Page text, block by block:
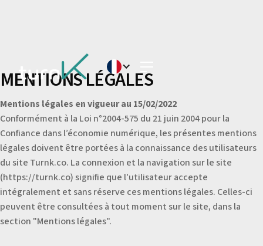
MENTIONS LÉGALES
Mentions légales en vigueur au 15/02/2022
Conformément à la Loi n°2004-575 du 21 juin 2004 pour la
Confiance dans l’économie numérique, les présentes mentions
légales doivent être portées à la connaissance des utilisateurs
du site Turnk.co. La connexion et la navigation sur le site
(https://turnk.co) signifie que l'utilisateur accepte
intégralement et sans réserve ces mentions légales. Celles-ci
peuvent être consultées à tout moment sur le site, dans la
section "Mentions légales".